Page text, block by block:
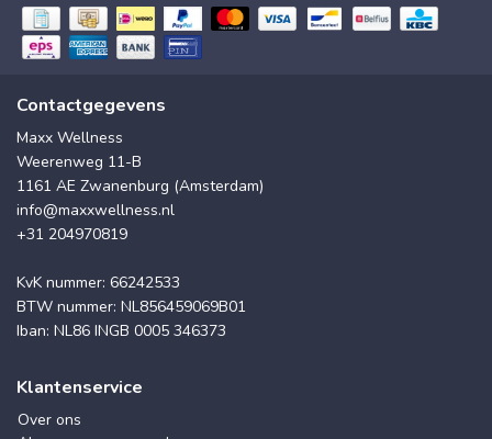
Contactgegevens
Maxx Wellness
Weerenweg 11-B
1161 AE Zwanenburg (Amsterdam)
info@maxxwellness.nl
+31 204970819
KvK nummer: 66242533
BTW nummer: NL856459069B01
Iban: NL86 INGB 0005 346373
Klantenservice
Over ons